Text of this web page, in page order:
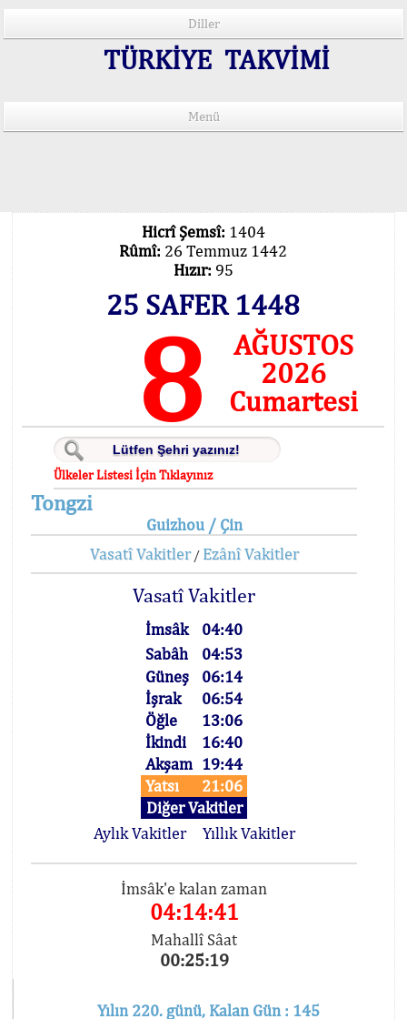
Diller
TÜRKİYE TAKVİMİ
Menü
Hicrî Şemsî: 1404
Rûmî: 26 Temmuz 1442
Hızır: 95
25 SAFER 1448
8
AĞUSTOS
2026
Cumartesi
Ülkeler Listesi İçin Tıklayınız
Tongzi
Guizhou / Çin
Vasatî Vakitler/ Ezânî Vakitler
Vasatî Vakitler
İmsâk
04:40
Sabâh
04:53
Güneş
06:14
İşrak
06:54
Öğle
13:06
İkindi
16:40
Akşam 19:44
Yatsı
21:06
Diğer Vakitler
Aylık Vakitler
Yıllık Vakitler
İmsâk'e kalan zaman
04:14:41
Mahallî Sâat
00:25:19
Yılın 220. günü, Kalan Gün : 145